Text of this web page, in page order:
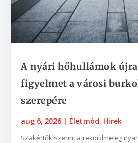
A nyári hőhullámok
figyelmet a városi
szerepére
aug 6, 2026 | Életmód, Hírek
Szakértők szerint a rekordmeleg